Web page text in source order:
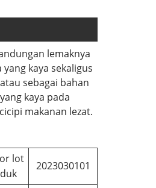
lemaknya
kaya sekaligus
sebagai bahan
kaya pada
makanan lezat.
lot
2023030101